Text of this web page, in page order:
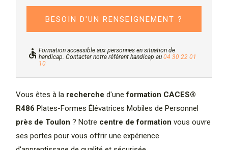
BESOIN D'UN RENSEIGNEMENT ?
accessibleFormation accessible aux personnes en situation de
handicap. Contacter notre référent handicap au04 30 22 01
10
Vous êtes à la recherche d'une formation CACES®
R486 Plates-Formes Élévatrices Mobiles de Personnel
près de Toulon ? Notre centre de formation vous ouvre
ses portes pour vous offrir une expérience